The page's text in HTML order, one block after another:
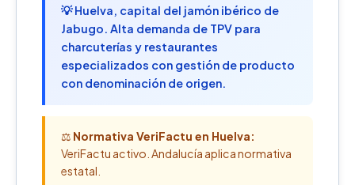
💡 Huelva, capital del jamón ibérico de
Jabugo. Alta demanda de TPV para
charcuterías y restaurantes
especializados con gestión de producto
con denominación de origen.
⚖️ Normativa VeriFactu en Huelva:
VeriFactu activo. Andalucía aplica normativa
estatal.